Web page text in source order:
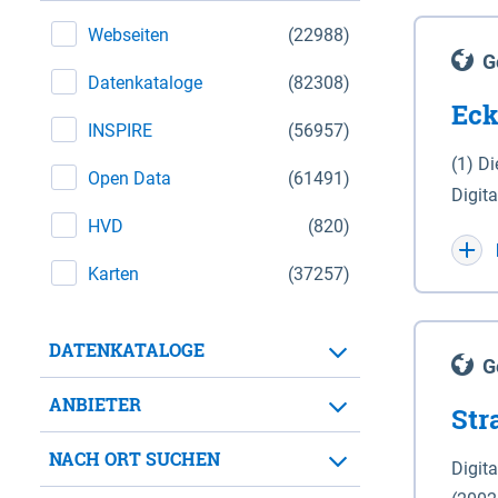
(22988)
Webseiten
(82308)
Datenkataloge
(56957)
INSPIRE
(61491)
Open Data
(820)
HVD
(37257)
Karten
DATENKATALOGE
ANBIETER
NACH ORT SUCHEN
(1)
WGS
für
der in